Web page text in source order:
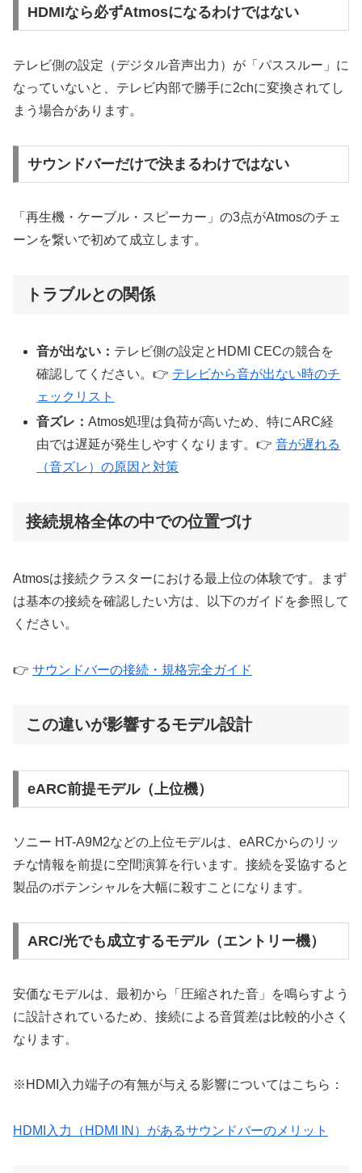
HDMIなら必ずAtmosになるわけではない
テレビ側の設定（デジタル音声出力）が「パススルー」に
なっていないと、テレビ内部で勝手に2chに変換されてし
まう場合があります。
サウンドバーだけで決まるわけではない
「再生機・ケーブル・スピーカー」の3点がAtmosのチェ
ーンを繋いで初めて成立します。
トラブルとの関係
音が出ない： テレビ側の設定とHDMI CECの競合を
確認してください。👉 テレビから音が出ない時のチ
ェックリスト
音ズレ：Atmos処理は負荷が高いため、特にARC経
由では遅延が発生しやすくなります。👉音が遅れる
（音ズレ）の原因と対策
接続規格全体の中での位置づけ
Atmosは接続クラスターにおける最上位の体験です。まず
は基本の接続を確認したい方は、以下のガイドを参照して
ください。
👉 サウンドバーの接続・規格完全ガイド
この違いが影響するモデル設計
eARC前提モデル（上位機）
ソニー HT-A9M2などの上位モデルは、eARCからのリッ
チな情報を前提に空間演算を行います。接続を妥協すると
製品のポテンシャルを大幅に殺すことになります。
ARC/光でも成立するモデル（エントリー機）
安価なモデルは、最初から「圧縮された音」を鳴らすよう
に設計されているため、接続による音質差は比較的小さく
なります。
※HDMI入力端子の有無が与える影響についてはこちら：
HDMI入力（HDMI IN）があるサウンドバーのメリット